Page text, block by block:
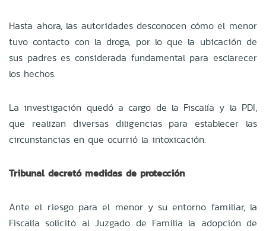
Hasta ahora, las autoridades desconocen cómo el menor
tuvo contacto con la droga, por lo que la ubicación de
sus padres es considerada fundamental para esclarecer
los hechos.
La investigación quedó a cargo de la Fiscalía y la PDI,
que realizan diversas diligencias para establecer las
circunstancias en que ocurrió la intoxicación.
Tribunal decretó medidas de protección
Ante el riesgo para el menor y su entorno familiar, la
Fiscalía solicitó al Juzgado de Familia la adopción de